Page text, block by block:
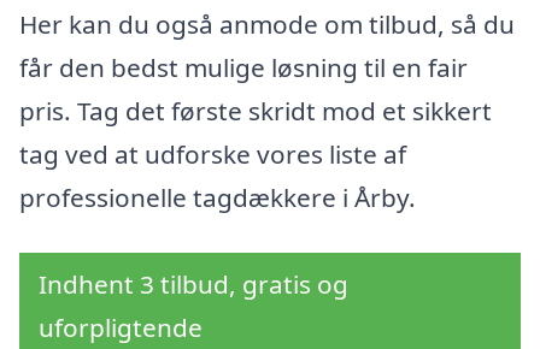
Her kan du også anmode om tilbud, så du
får den bedst mulige løsning til en fair
pris. Tag det første skridt mod et sikkert
tag ved at udforske vores liste af
professionelle tagdækkere i Årby.
Indhent 3 tilbud, gratis og
uforpligtende